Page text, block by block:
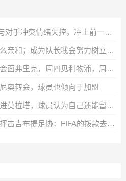
又是“友谊赛”😨奥斯梅恩与对手冲突情绪失控，冲上前一把推翻
巴尔韦德：没料到穆帅这么亲和；成为队长我会努力树立正向表率
阿劳霍外租时间线：周二会面弗里克，周四见利物浦，周五晚间敲定
奥转会，球员也倾向于加盟
世体：亚特兰大联考虑引进莫拉塔，球员认为自己还能留在顶级联赛
记者社媒晒破败训练场，抨击吉布提足协：FIFA的拨款去哪里了？